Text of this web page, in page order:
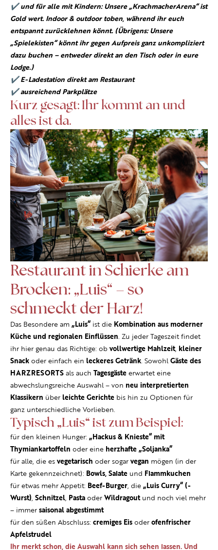
✔ und für alle mit Kindern: Unsere „KrachmacherArena“ ist
Gold wert. Indoor & outdoor toben, während ihr euch
entspannt zurücklehnen könnt. (Übrigens: Unsere
„Spielekisten“ könnt ihr gegen Aufpreis ganz unkompliziert
dazu buchen – entweder direkt an den Tisch oder in eure
Lodge.)
✔ E-Ladestation direkt am Restaurant
✔ ausreichend Parkplätze
Kurz gesagt: Ihr kommt an und
alles ist da.
Restaurant in Schierke am
Brocken: „Luis“ – so
schmeckt der Harz!
Das Besondere am „Luis“ ist die Kombination aus moderner
Küche und regionalen Einflüssen. Zu jeder Tageszeit findet
ihr hier genau das Richtige: ob vollwertige Mahlzeit, kleiner
Snack oder einfach ein leckeres Getränk. Sowohl Gäste des
HARZRESORTS als auch Tagesgäste erwartet eine
abwechslungsreiche Auswahl – von neu interpretierten
Klassikern über leichte Gerichte bis hin zu Optionen für
ganz unterschiedliche Vorlieben.
Typisch „Luis“ ist zum Beispiel:
für den kleinen Hunger: „Hackus & Knieste“ mit
Thymiankartoffeln oder eine herzhafte „Soljanka“
für alle, die es vegetarisch oder sogar vegan mögen (in der
Karte gekennzeichnet): Bowls, Salate und Flammkuchen
für etwas mehr Appetit: Beef-Burger, die „Luis Curry“ (-
Wurst), Schnitzel, Pasta oder Wildragout und noch viel mehr
– immer saisonal abgestimmt
für den süßen Abschluss: cremiges Eis oder ofenfrischer
Apfelstrudel
Ihr merkt schon, die Auswahl kann sich sehen lassen. Und